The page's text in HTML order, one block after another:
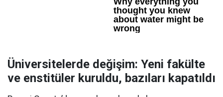
Üniversitelerde değişim: Yeni fakülte
ve enstitüler kuruldu, bazıları kapatıldı